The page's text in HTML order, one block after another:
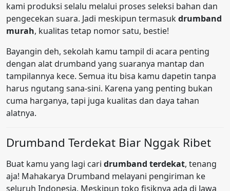
kami produksi selalu melalui proses seleksi bahan dan
pengecekan suara. Jadi meskipun termasukdrumband
murah, kualitas tetap nomor satu, bestie!
Bayangin deh, sekolah kamu tampil di acara penting
dengan alat drumband yang suaranya mantap dan
tampilannya kece. Semua itu bisa kamu dapetin tanpa
harus ngutang sana-sini. Karena yang penting bukan
cuma harganya, tapi juga kualitas dan daya tahan
alatnya.
Drumband Terdekat Biar Nggak Ribet
Buat kamu yang lagi cari drumband terdekat, tenang
aja! Mahakarya Drumband melayani pengiriman ke
seluruh Indonesia. Meskipun toko fisiknya ada di Jawa